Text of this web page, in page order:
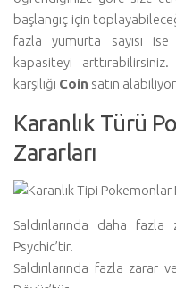
başlangıç için
fazla yumurta sayısı ise
kapasiteyi
karşılığı Coin satın
Karanlık Türü
Zararları
Saldırılarında daha
Psychic’tir.
Saldırılarında fazla zarar